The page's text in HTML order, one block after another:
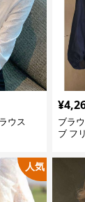
ウス
¥
ブラ
ブ フ
人気